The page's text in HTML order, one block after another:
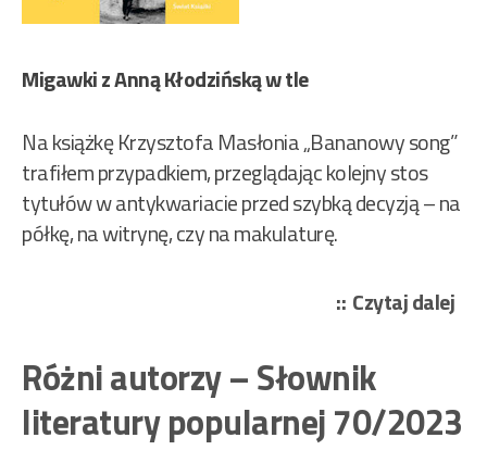
Migawki z Anną Kłodzińską w tle
Na książkę Krzysztofa Masłonia „Bananowy song”
trafiłem przypadkiem, przeglądając kolejny stos
tytułów w antykwariacie przed szybką decyzją – na
półkę, na witrynę, czy na makulaturę.
Czytaj dalej
Różni autorzy – Słownik
literatury popularnej 70/2023